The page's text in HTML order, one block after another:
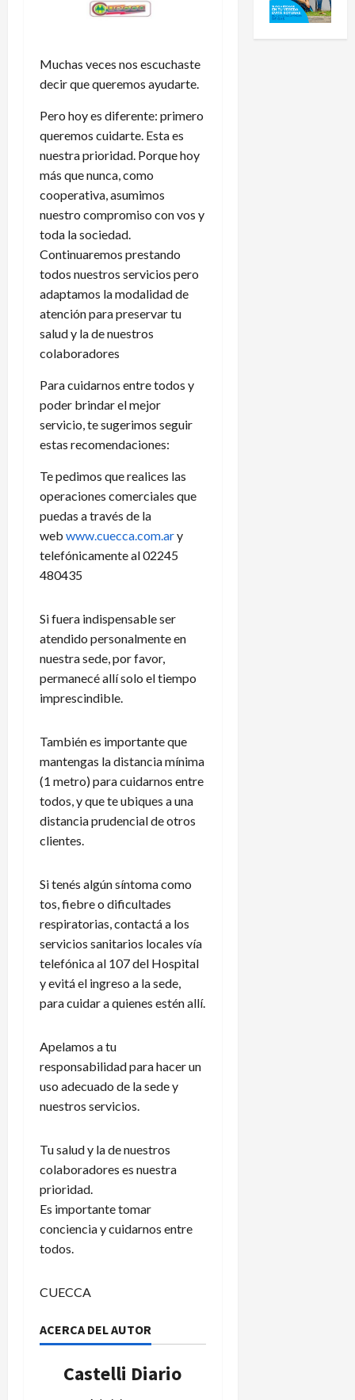
Muchas veces nos escuchaste
decir que queremos ayudarte.
Pero hoy es diferente: primero
queremos cuidarte. Esta es
nuestra prioridad. Porque hoy
más que nunca, como
cooperativa, asumimos
nuestro compromiso con vos y
toda la sociedad.
Continuaremos prestando
todos nuestros servicios pero
adaptamos la modalidad de
atención para preservar tu
salud y la de nuestros
colaboradores
Para cuidarnos entre todos y
poder brindar el mejor
servicio, te sugerimos seguir
estas recomendaciones:
Te pedimos que realices las
operaciones comerciales que
puedas a través de la
web www.cuecca.com.ary
telefónicamente al 02245
480435
Si fuera indispensable ser
atendido personalmente en
nuestra sede, por favor,
permanecé allí solo el tiempo
imprescindible.
También es importante que
mantengas la distancia mínima
(1 metro) para cuidarnos entre
todos, y que te ubiques a una
distancia prudencial de otros
clientes.
Si tenés algún síntoma como
tos, fiebre o dificultades
respiratorias, contactá a los
servicios sanitarios locales vía
telefónica al 107 del Hospital
y evitá el ingreso a la sede,
para cuidar a quienes estén allí.
Apelamos a tu
responsabilidad para hacer un
uso adecuado de la sede y
nuestros servicios.
Tu salud y la de nuestros
colaboradores es nuestra
prioridad.
Es importante tomar
conciencia y cuidarnos entre
todos.
CUECCA
ACERCA DEL AUTOR
Castelli Diario